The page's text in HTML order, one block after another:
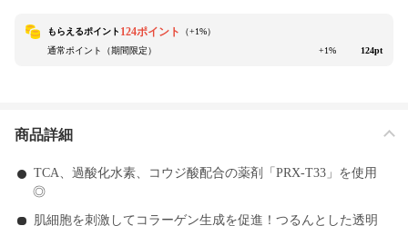
もらえるポイント 124ポイント （+1%）
通常ポイント（期間限定）
+1% 124pt
商品詳細
TCA、過酸化水素、コウジ酸配合の薬剤「PRX-T33」を使用
◎
肌細胞を刺激してコラーゲン生成を促進！つるんとした透明